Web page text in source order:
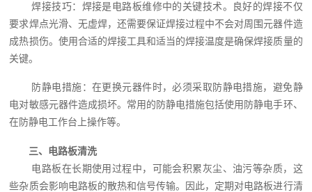
焊接技巧：焊接是电路板维修中的关键技术。良好的焊接不仅
要求焊点光滑、无虚焊，还需要保证焊接过程中不会对周围元器件造
成热损伤。使用合适的焊接工具和适当的焊接温度是确保焊接质量的
关键。
防静电措施：在更换元器件时，必须采取防静电措施，避免静
电对敏感元器件造成损坏。常用的防静电措施包括使用防静电手环、
在防静电工作台上操作等。
三、电路板清洗
电路板在长期使用过程中，可能会积累灰尘、油污等杂质，这
些杂质会影响电路板的散热和信号传输。因此，定期对电路板进行清